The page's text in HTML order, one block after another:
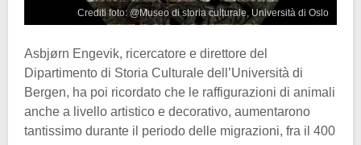
Crediti foto: @Museo di storia culturale, Università di Oslo
Asbjørn Engevik, ricercatore e direttore del
Dipartimento di Storia Culturale dell’Università di
Bergen, ha poi ricordato che le raffigurazioni di animali
anche a livello artistico e decorativo, aumentarono
tantissimo durante il periodo delle migrazioni, fra il 400